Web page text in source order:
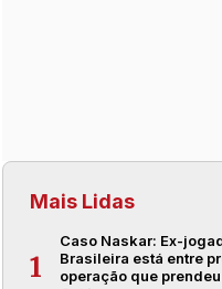
Mais Lidas
1
Caso Naskar: Ex-
Brasileira está entre
operação que